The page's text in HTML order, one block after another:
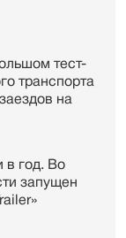
тест-
транспорта
на
в год. Во
запущен